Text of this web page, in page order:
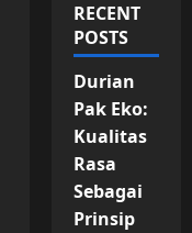
RECENT
POSTS
Durian
Pak Eko:
Kualitas
Rasa
Sebagai
Prinsip